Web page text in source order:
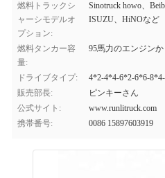
燃料トラックシ
ャーシモデルオ
プション:
Sinotruck howo、
ISUZU、HiNOなど
燃料タンカー容
量:
95馬力のエンジン
ドライブタイプ:
4*2-4*4-6*2-6*6-
販売部長:
ピンキーさん
公式サイト:
www.runlitruck.com
携帯番号:
0086 15897603919